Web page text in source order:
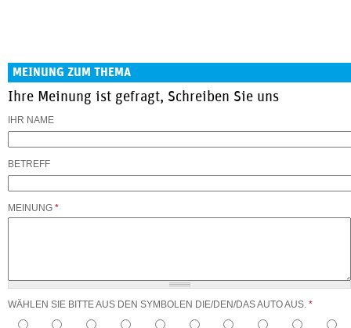
MEINUNG ZUM THEMA
Ihre Meinung ist gefragt, Schreiben Sie uns
IHR NAME
BETREFF
MEINUNG *
WÄHLEN SIE BITTE AUS DEN SYMBOLEN DIE/DEN/DAS AUTO AUS. *